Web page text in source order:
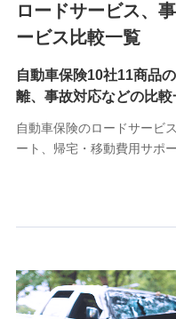
9.お問い合わせ情報
各種お問い合わせに対応
10.受託業務の 個人情
受託業務の遂行およびこ
11.マイカー通勤管理
をお送りするため
分析するため
当社の対応品質向上やお
個人情報保護管理者
ロードサービス、
ービス比較一覧
自動車保険10社11商品
離、事故対応などの比較
自動車保険のロードサービ
ート、帰宅・移動費用サポ